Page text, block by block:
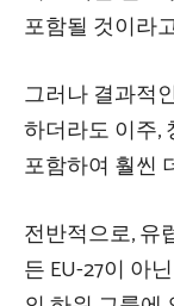
포함될 것이라
그러나 결과적
하더라도 이주,
포함하여 훨씬
전반적으로, 유
든 EU-27이 아